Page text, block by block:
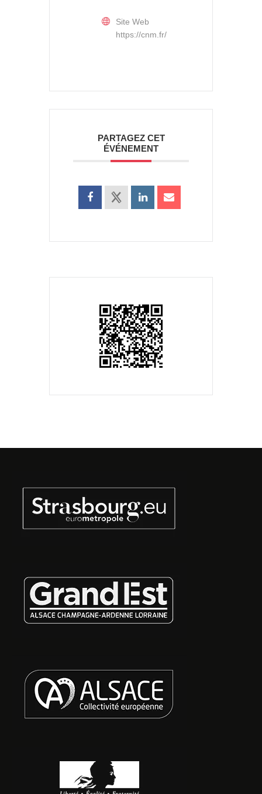
Site Web
https://cnm.fr/
PARTAGEZ CET
ÉVÉNEMENT